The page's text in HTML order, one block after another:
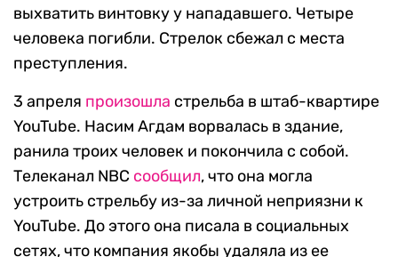
выхватить винтовку у нападавшего. Четыре
человека погибли. Стрелок сбежал с места
преступления.
3 апреля произошла стрельба в штаб-квартире
YouTube. Насим Агдам ворвалась в здание,
ранила троих человек и покончила с собой.
Телеканал NBC сообщил, что она могла
устроить стрельбу из-за личной неприязни к
YouTube. До этого она писала в социальных
сетях, что компания якобы удаляла из ее